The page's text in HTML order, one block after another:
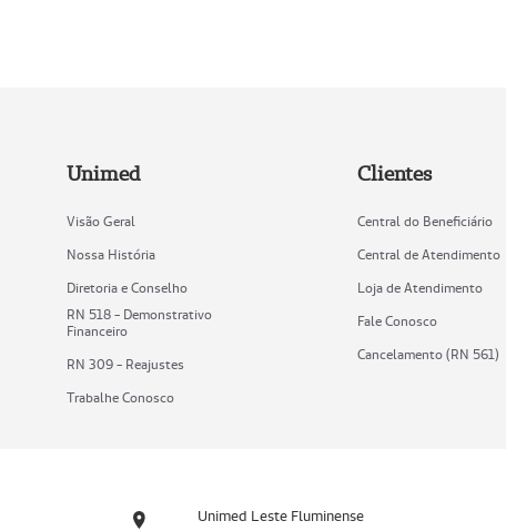
Unimed
Visão Geral
Nossa História
Diretoria e Conselho
RN 518 - Demonstrativo
Financeiro
RN 309 - Reajustes
Trabalhe Conosco
Clientes
Central do Beneficiário
Central de Atendimento
Loja de Atendimento
Fale Conosco
Cancelamento (RN 561)
Unimed Leste Fluminense